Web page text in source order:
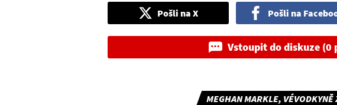
Pošli na X Pošli na
Vstoupit do diskuze (0
MEGHAN MARKLE, VÉVODKYNĚ